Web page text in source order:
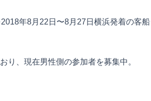
年8月22日〜8月27日横浜発着の客
り、現在男性側の参加者を募集中。